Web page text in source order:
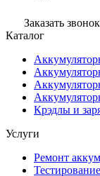
Заказать звонок
Каталог
Крэдлы и
Услуги
Ремонт